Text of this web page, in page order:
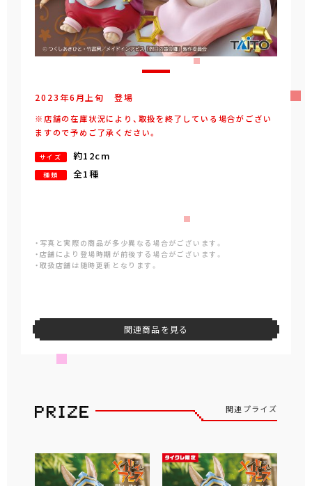
2023年6 月 上旬 登場
※店舗の在庫状況により、取扱を終了している場合がござい
ますので予めご了承ください。
サイズ 約12cm
種類 全1種
・写真と実際の商品が多少異なる場合がございます。
・店舗により登場時期が前後する場合がございます。
・取扱店舗は随時更新となります。
関連商品を見る
関連プライズ